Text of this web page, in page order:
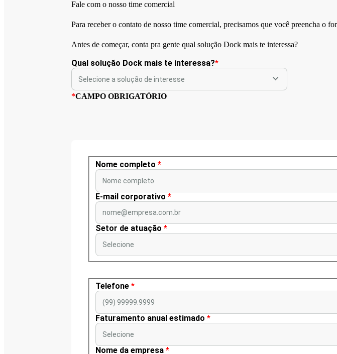
Fale com o nosso time comercial
Para receber o contato de nosso time comercial, precisamos que você preencha o
Antes de começar, conta pra gente qual solução Dock mais te interessa?
Qual solução Dock mais te interessa?*
*CAMPO OBRIGATÓRIO
Nome completo *
Nome completo
E-mail corporativo *
nome@empresa.com.br
Setor de atuação *
Selecione
Telefone *
(99) 99999.9999
Faturamento anual estimado *
Selecione
Nome da empresa *